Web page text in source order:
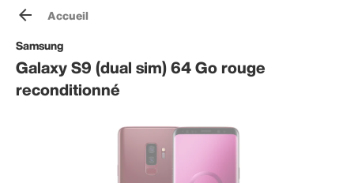
Accueil
Samsung
Galaxy S9 (dual sim) 64 Go rouge
reconditionné